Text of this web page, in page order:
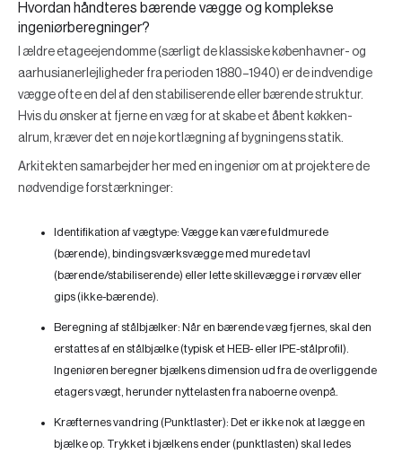
Hvordan håndteres bærende vægge og komplekse
ingeniørberegninger?
I ældre etageejendomme (særligt de klassiske københavner- og
aarhusianerlejligheder fra perioden 1880–1940) er de indvendige
vægge ofte en del af den stabiliserende eller bærende struktur.
Hvis du ønsker at fjerne en væg for at skabe et åbent køkken-
alrum, kræver det en nøje kortlægning af bygningens statik.
Arkitekten samarbejder her med en ingeniør om at projektere de
nødvendige forstærkninger:
Identifikation af vægtype: Vægge kan være fuldmurede
(bærende), bindingsværksvægge med murede tavl
(bærende/stabiliserende) eller lette skillevægge i rørvæv eller
gips (ikke-bærende).
Beregning af stålbjælker: Når en bærende væg fjernes, skal den
erstattes af en stålbjælke (typisk et HEB- eller IPE-stålprofil).
Ingeniøren beregner bjælkens dimension ud fra de overliggende
etagers vægt, herunder nyttelasten fra naboerne ovenpå.
Kræfternes vandring (Punktlaster): Det er ikke nok at lægge en
bjælke op. Trykket i bjælkens ender (punktlasten) skal ledes